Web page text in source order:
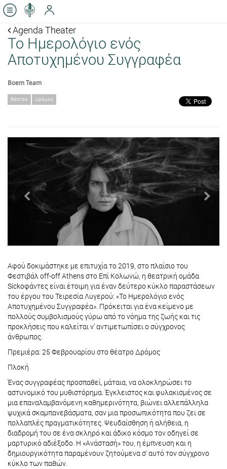
Agenda Theater
Το Ημερολόγιο ενός
Αποτυχημένου Συγγραφέα
Boem Team
θέατρο Δρόμος
Previous Next
Αφού δοκιμάστηκε με επιτυχία το 2019, στο πλαίσιο του
Φεστιβάλ off-off Athens στο Επί Κολωνώ, η θεατρική ομάδα
Sickoφάντες είναι έτοιμη για έναν δεύτερο κύκλο παραστάσεων
του έργου του Τειρεσία Λυγερού: «Το Ημερολόγιο ενός
Αποτυχημένου Συγγραφέα». Πρόκειται για ένα κείμενο με
πολλούς συμβολισμούς γύρω από το νόημα της ζωής και τις
προκλήσεις που καλείται ν’ αντιμετωπίσει ο σύγχρονος
άνθρωπος.
Πρεμιέρα: 25 Φεβρουαρίου στο θέατρο Δρόμος
Πλοκή
Ένας συγγραφέας προσπαθεί, μάταια, να ολοκληρώσει το
αστυνομικό του μυθιστόρημα. Έγκλειστος και φυλακισμένος σε
μια επαναλαμβανόμενη καθημερινότητα, βιώνει αλλεπάλληλα
ψυχικά σκαμπανεβάσματα, σαν μια προσωπικότητα που ζει σε
πολλαπλές πραγματικότητες. Ψευδαίσθηση ή αλήθεια, η
διαδρομή του σε ένα σκληρό και άδικο κόσμο τον οδηγεί σε
μαρτυρικό αδιέξοδο. Η «Ανάστασή» του, η έμπνευση και η
δημιουργικότητα παραμένουν ζητούμενα σ' αυτό τον σύγχρονο
κύκλο των παθών.